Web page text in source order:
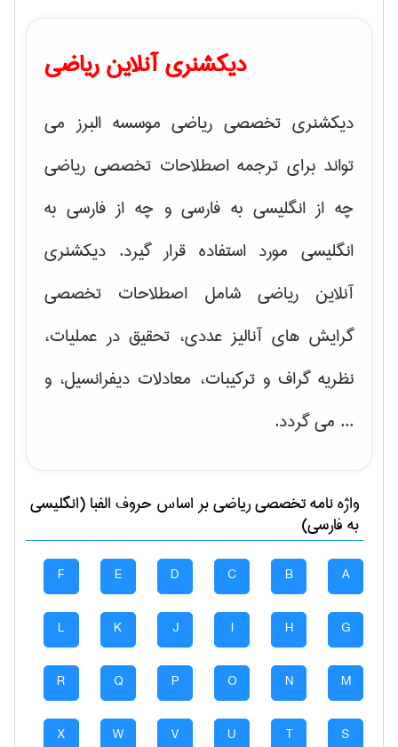
دیکشنری آنلاین ریاضی
دیکشنری تخصصی ریاضی موسسه البرز می
تواند برای ترجمه اصطلاحات تخصصی ریاضی
چه از انگلیسی به فارسی و چه از فارسی به
انگلیسی مورد استفاده قرار گیرد. دیکشنری
آنلاین ریاضی شامل اصطلاحات تخصصی
گرایش های آنالیز عددی، تحقیق در عملیات،
نظریه گراف و تركیبات، معادلات دیفرانسیل، و
... می گردد.
واژه نامه تخصصیرياضیبر اساس حروف الفبا (انگلیسی
به فارسی)
A
B
C
D
E
F
G
H
I
J
K
L
M
N
O
P
Q
R
S
T
U
V
W
X